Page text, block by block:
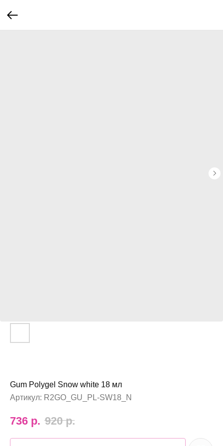
Gum Polygel Snow white 18 мл
Артикул: R2GO_GU_PL-SW18_N
736 р. 920 р.